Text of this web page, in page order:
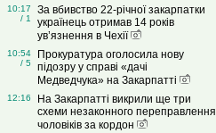
10:17
/ 1
За вбивство 22-річної закарпатки
українець отримав 14 років
ув’язнення в Чехії
10:54
/ 5
Прокуратура оголосила нову
підозру у справі «дачі
Медведчука» на Закарпатті
12:16
На Закарпатті викрили ще три
схеми незаконного переправлення
чоловіків за кордон